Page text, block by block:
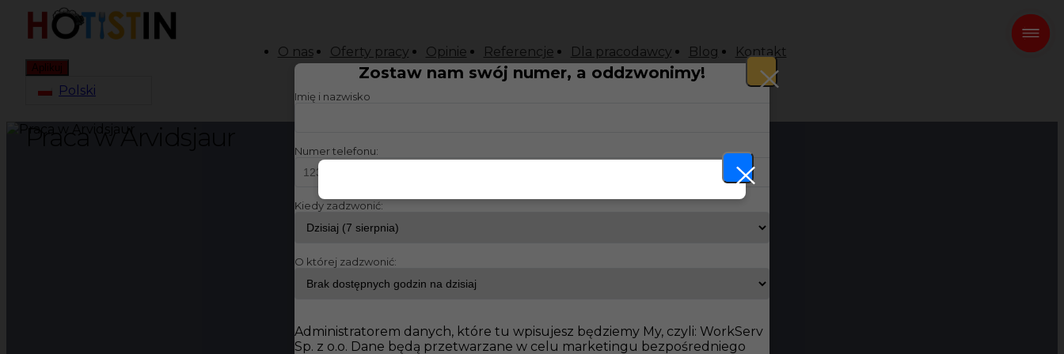
O nas Oferty pracy Opinie Referencje Dla pracodawcy Blog Kontakt
Aplikuj
Polski
Zostaw nam swój numer, a oddzwonimy!
Imię i nazwisko
Numer telefonu:
Kiedy zadzwonić:
O której zadzwonić:
Administratorem danych, które tu wpisujesz będziemy My, czyli: WorkServ
Sp. z o.o. Dane będą przetwarzane w celu marketingu bezpośredniego